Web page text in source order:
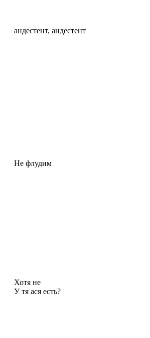
андестент, андестент
Не флудим
Хотя не
У тя ася есть?